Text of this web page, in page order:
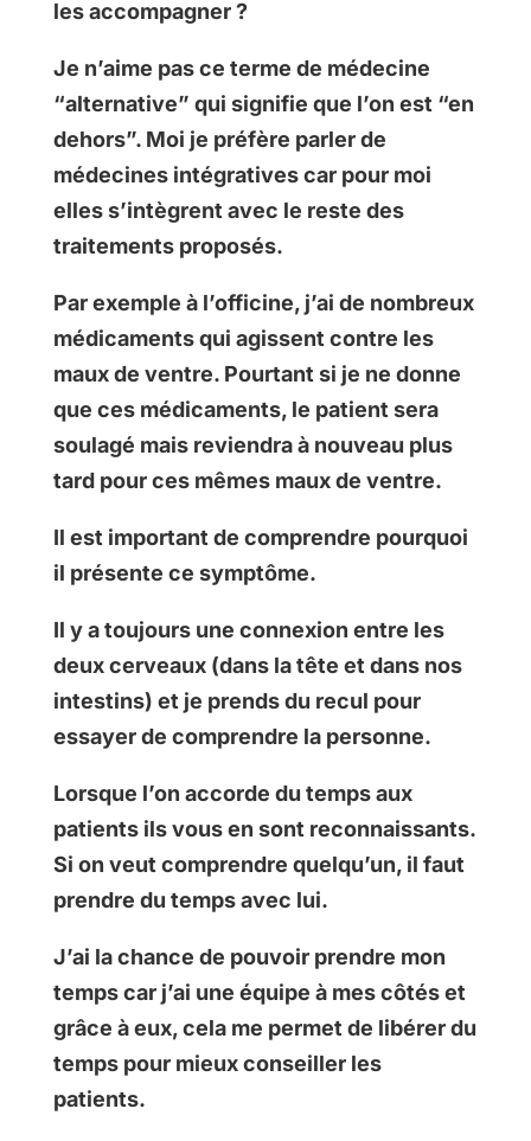
les accompagner ?
Je n’aime pas ce terme de médecine
“alternative” qui signifie que l’on est “en
dehors”. Moi je préfère parler de
médecines intégratives car pour moi
elles s’intègrent avec le reste des
traitements proposés.
Par exemple à l’officine, j’ai de nombreux
médicaments qui agissent contre les
maux de ventre. Pourtant si je ne donne
que ces médicaments, le patient sera
soulagé mais reviendra à nouveau plus
tard pour ces mêmes maux de ventre.
Il est important de comprendre pourquoi
il présente ce symptôme.
Il y a toujours une connexion entre les
deux cerveaux (dans la tête et dans nos
intestins) et je prends du recul pour
essayer de comprendre la personne.
Lorsque l’on accorde du temps aux
patients ils vous en sont reconnaissants.
Si on veut comprendre quelqu’un, il faut
prendre du temps avec lui.
J’ai la chance de pouvoir prendre mon
temps car j’ai une équipe à mes côtés et
grâce à eux, cela me permet de libérer du
temps pour mieux conseiller les
patients.